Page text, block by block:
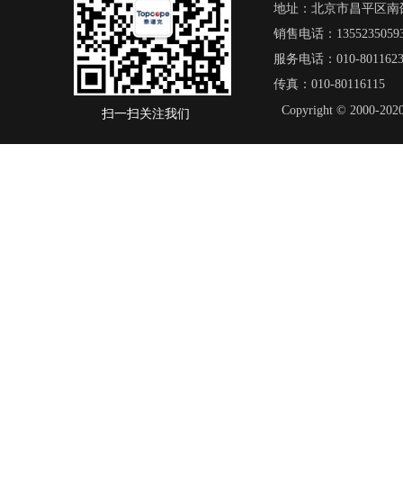
扫一扫关注我们 Copyright © 2000-
地址：北京市昌平区
销售电话：
服务电话：010-
传真：010-80116115